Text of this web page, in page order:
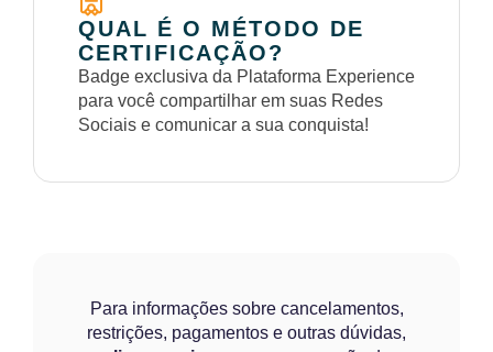
QUAL É O MÉTODO DE
CERTIFICAÇÃO?
Badge exclusiva da Plataforma Experience
para você compartilhar em suas Redes
Sociais e comunicar a sua conquista!
Para informações sobre cancelamentos,
restrições, pagamentos e outras dúvidas,